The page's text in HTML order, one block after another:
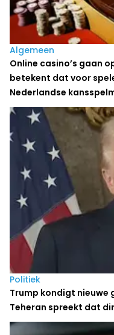
Algemeen
Online casino’s gaan
betekent dat voor
Nederlandse
Politiek
Trump kondigt nieuwe
Teheran spreekt dat